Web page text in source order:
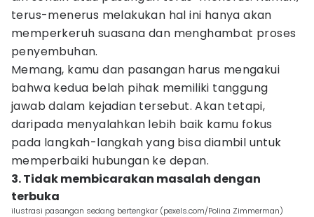
terus-menerus melakukan hal ini hanya akan
memperkeruh suasana dan menghambat proses
penyembuhan.
Memang, kamu dan pasangan harus mengakui
bahwa kedua belah pihak memiliki tanggung
jawab dalam kejadian tersebut. Akan tetapi,
daripada menyalahkan lebih baik kamu fokus
pada langkah-langkah yang bisa diambil untuk
memperbaiki hubungan ke depan.
3. Tidak membicarakan masalah dengan
terbuka
ilustrasi pasangan sedang bertengkar (pexels.com/Polina Zimmerman)